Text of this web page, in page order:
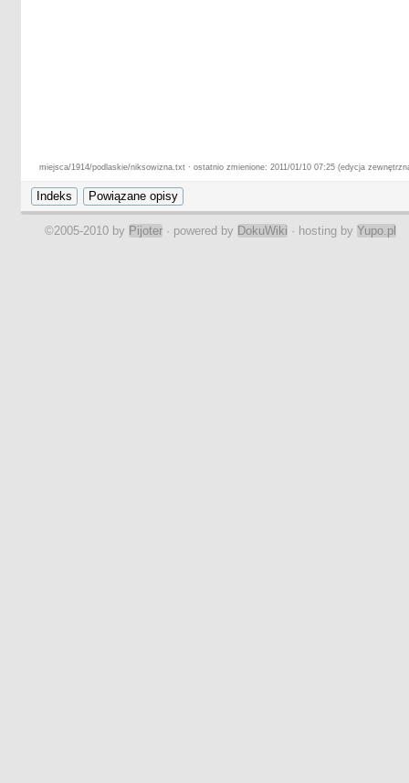
miejsca/1914/podlaskie/niksowizna.txt · ostatnio zmienione: 2011/01/10 07:25 (edycja
©2005-2010 by Pijoter · powered by DokuWiki · hosting by Yupo.pl